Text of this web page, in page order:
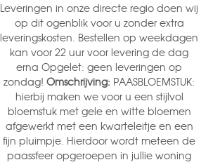
Leveringen in onze directe regio doen wij
op dit ogenblik voor u zonder extra
leveringskosten. Bestellen op weekdagen
kan voor 22 uur voor levering de dag
erna Opgelet: geen leveringen op
zondag!Omschrijving: PAASBLOEMSTUK:
hierbij maken we voor u een stijlvol
bloemstuk met gele en witte bloemen
afgewerkt met een kwarteleitje en een
fijn pluimpje. Hierdoor wordt meteen de
paassfeer opgeroepen in jullie woning